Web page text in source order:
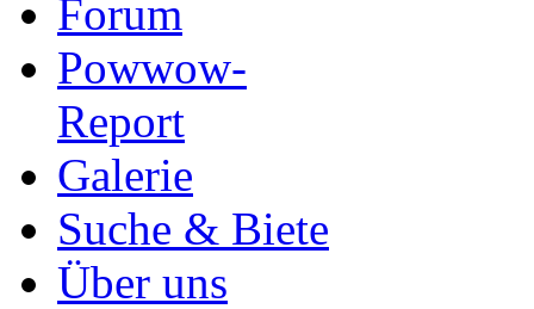
Forum
Powwow-
Report
Galerie
Suche & Biete
Über uns